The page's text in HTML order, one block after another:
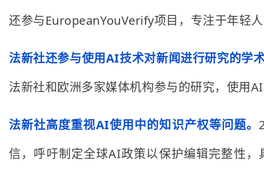
还参与EuropeanYouVerify项目，专注于年轻
法新社还参与使用AI技术对新闻进行研究的学
法新社和欧洲多家媒体机构参与的研究，使用
法新社高度重视AI使用中的知识产权等问题。
信，呼吁制定全球AI政策以保护编辑完整性